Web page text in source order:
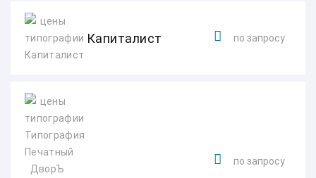
Капиталист по запросу
по запросу